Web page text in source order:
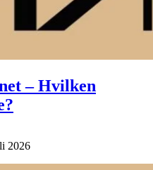
– Hvilken
2026